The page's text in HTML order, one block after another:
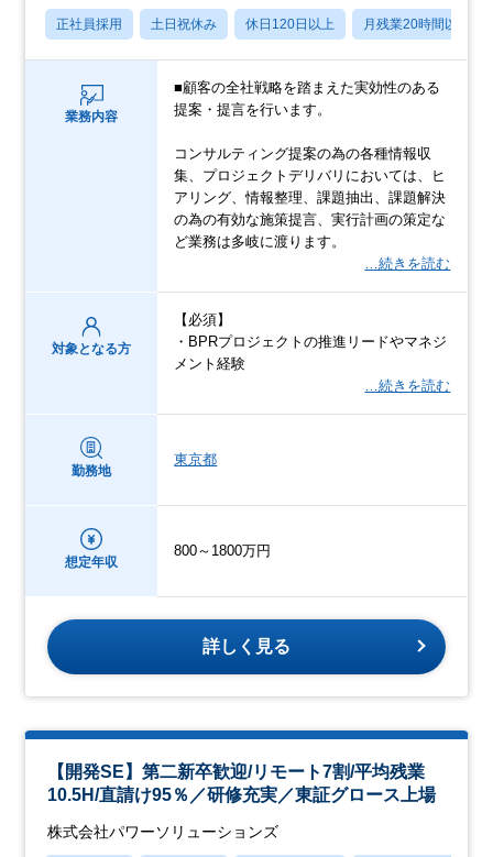
正社員採用 土日祝休み 休日120日以上 月残業20時間以内
業務内容
■顧客の全社戦略を踏まえた実効性のある
提案・提言を行います。
コンサルティング提案の為の各種情報収
集、プロジェクトデリバリにおいては、ヒ
アリング、情報整理、課題抽出、課題解決
の為の有効な施策提言、実行計画の策定な
ど業務は多岐に渡ります。
…続きを読む
対象となる方
【必須】
・BPRプロジェクトの推進リードやマネジ
メント経験
…続きを読む
勤務地
東京都
想定年収
800～1800万円
詳しく見る
【開発SE】第二新卒歓迎/リモート7割/平均残業
10.5H/直請け95％／研修充実／東証グロース上場
株式会社パワーソリューションズ